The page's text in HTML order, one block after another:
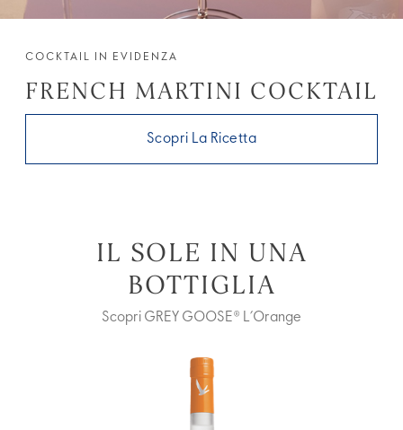
COCKTAIL IN EVIDENZA
FRENCH MARTINI COCKTAIL
Scopri La Ricetta
IL SOLE IN UNA
BOTTIGLIA
Scopri GREY GOOSE® L’Orange